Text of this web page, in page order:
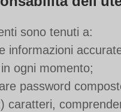
sono tenuti a:
informazioni
ogni momento;
password
caratteri,